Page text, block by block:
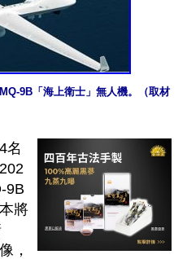
9B「海上衛士」無人機。（取材
名
9B
將
，